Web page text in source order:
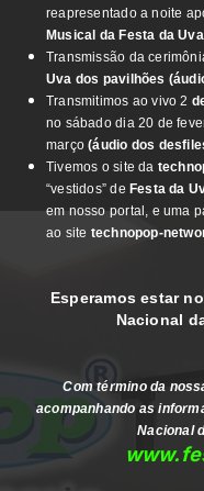
reapresentado a noite
Musical da Festa da Uva
Transmissão da
Uva dos pavilhões
Transmitimos ao vivo 2
no sábado dia 20 de
março(áudio dos
Tivemos o site da
“vestidos” de Festa da
em nosso portal, e uma
ao site technopop-
Esperamos estar
Nacional
Com término da
acompanhando as
Nacional